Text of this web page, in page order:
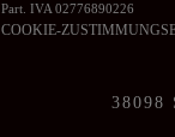
Part. IVA 02776890226
COOKIE-
38098